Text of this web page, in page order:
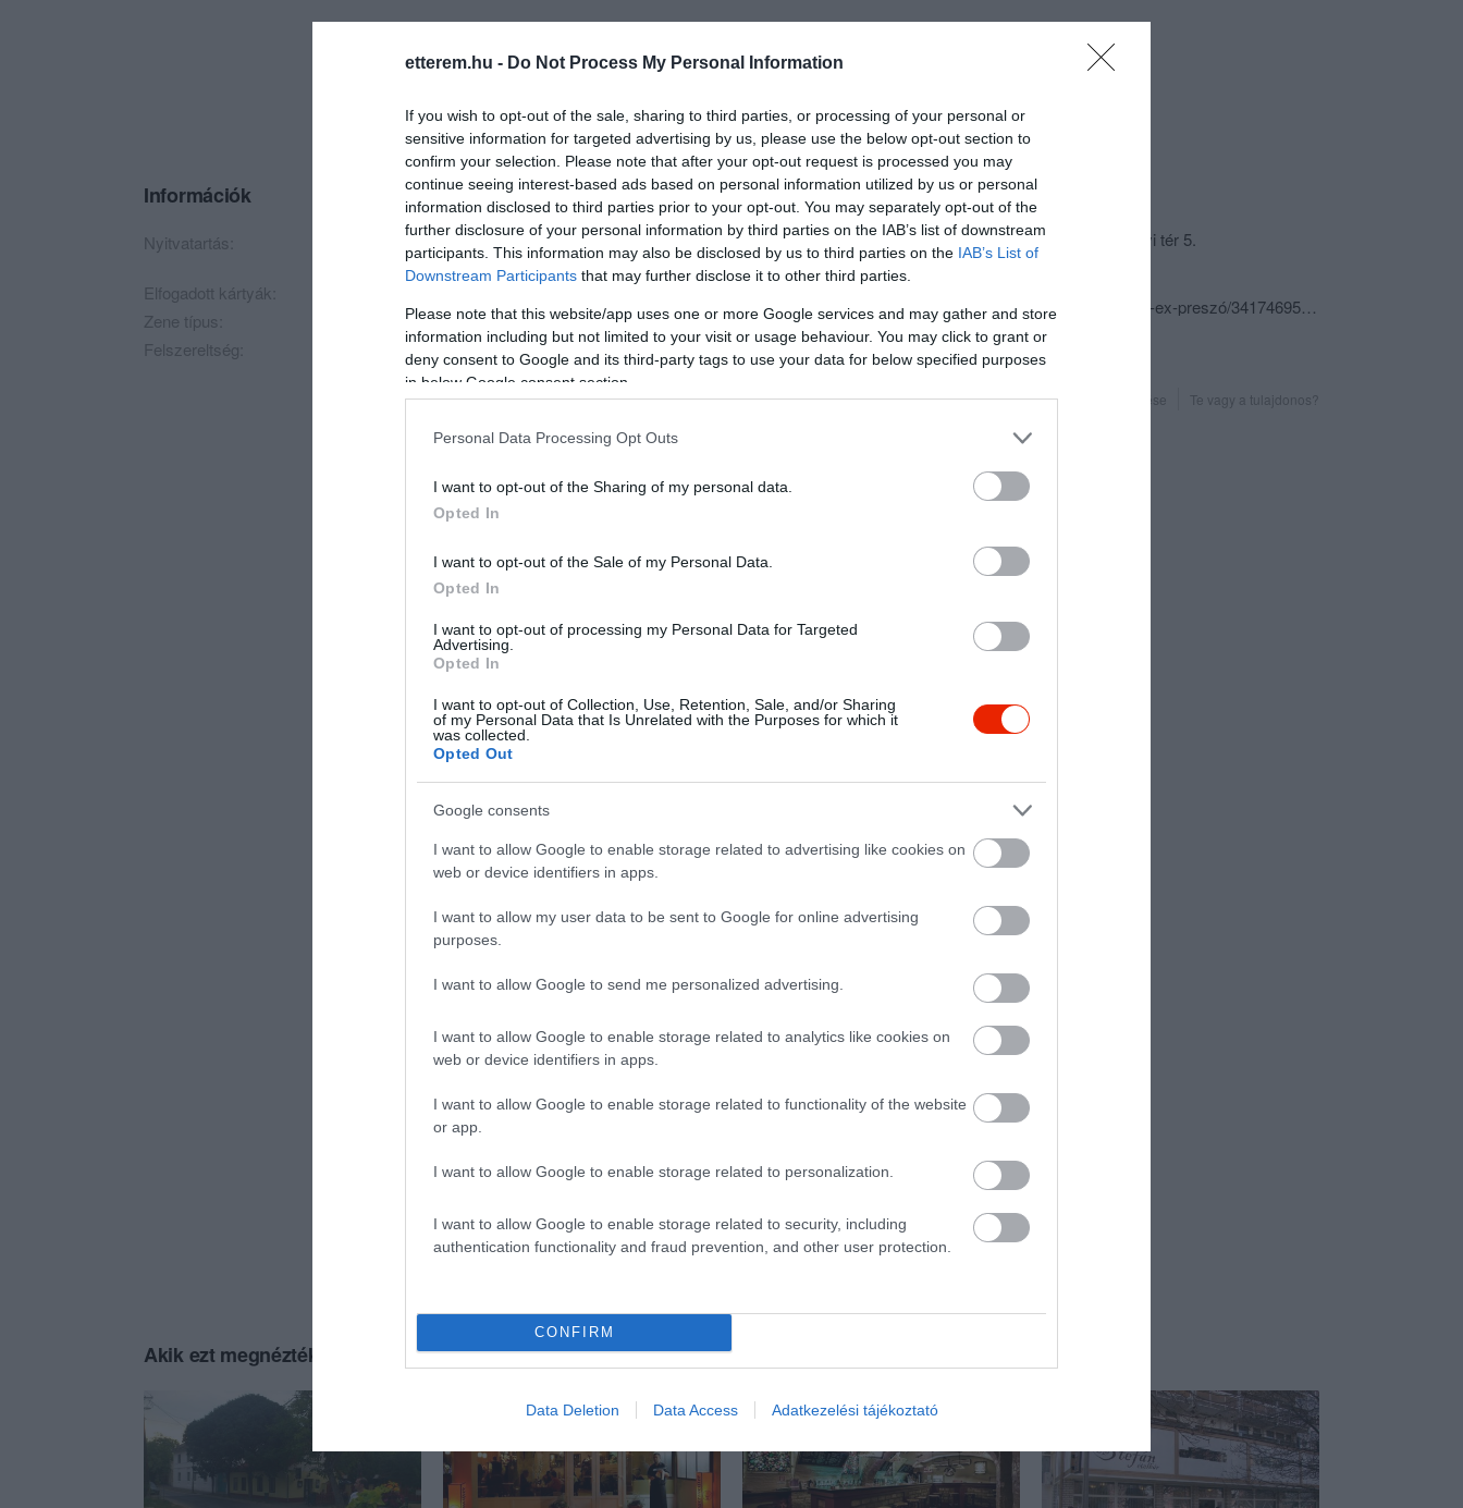
etterem.hu - Do Not Process My Personal Information
If you wish to opt-out of the sale, sharing to third parties, or processing of your personal or
sensitive information for targeted advertising by us, please use the below opt-out section to
confirm your selection. Please note that after your opt-out request is processed you may
continue seeing interest-based ads based on personal information utilized by us or personal
information disclosed to third parties prior to your opt-out. You may separately opt-out of the
further disclosure of your personal information by third parties on the IAB’s list of downstream
participants. This information may also be disclosed by us to third parties on the IAB’s List of
Downstream Participants that may further disclose it to other third parties.
Please note that this website/app uses one or more Google services and may gather and store
information including but not limited to your visit or usage behaviour. You may click to grant or
deny consent to Google and its third-party tags to use your data for below specified purposes
in below Google consent section.
Personal Data Processing Opt Outs
I want to opt-out of the Sharing of my personal data.
Opted In
I want to opt-out of the Sale of my Personal Data.
Opted In
I want to opt-out of processing my Personal Data for Targeted
Advertising.
Opted In
I want to opt-out of Collection, Use, Retention, Sale, and/or Sharing
of my Personal Data that Is Unrelated with the Purposes for which it
was collected.
Opted Out
Google consents
I want to allow Google to enable storage related to advertising like cookies on
web or device identifiers in apps.
I want to allow my user data to be sent to Google for online advertising
purposes.
I want to allow Google to send me personalized advertising.
I want to allow Google to enable storage related to analytics like cookies on
web or device identifiers in apps.
I want to allow Google to enable storage related to functionality of the website
or app.
I want to allow Google to enable storage related to personalization.
I want to allow Google to enable storage related to security, including
authentication functionality and fraud prevention, and other user protection.
CONFIRM
Data Deletion Data Access Adatkezelési tájékoztató
Információk
Nyitvatartás: Ma: 16:00 - 02:00 Mutass többet
Elfogadott kártyák:
Zene típus:
Alternatív
Felszereltség:
TV, WIFI, Biliárd, Darts, Csocsó, Terasz
Kapcsolat
7150 Bonyhád, Széchenyi tér 5.
fb.com/pages/Titkos-hely-ex-preszó/341746959201248
Probléma jelentése Te vagy a tulajdonos?
Akik ezt megnézték, ezeket is megnézték...